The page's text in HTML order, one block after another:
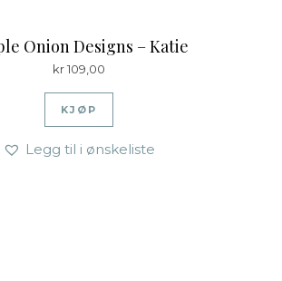
Onion Designs – Katie
kr109,00
KJØP
Legg til i ønskeliste